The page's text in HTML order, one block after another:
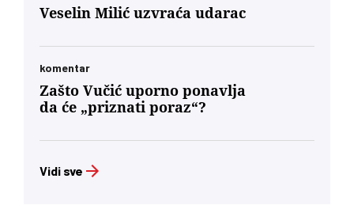
Veselin Milić uzvraća udarac
komentar
Zašto Vučić uporno ponavlja
da će „priznati poraz“?
Vidi sve